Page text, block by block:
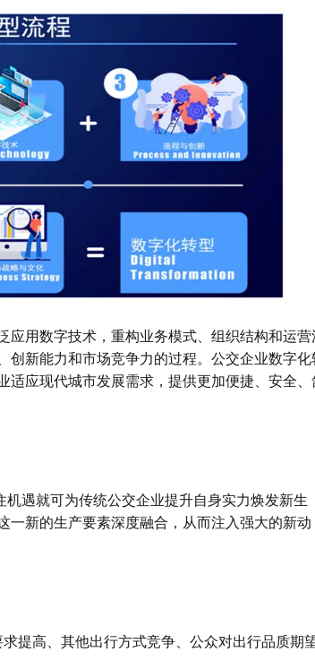
应用数字技术，重构业务模式、组织结构和运营
创新能力和市场竞争力的过程。公交企业数字化
适应现代城市发展需求，提供更加便捷、安全、
遇就可为传统公交企业提升自身实力焕发新生
一新的生产要素深度融合，从而注入强大的新动
提高、其他出行方式竞争、公众对出行品质期